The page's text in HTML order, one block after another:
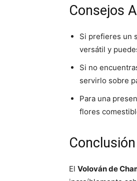
Consejos
Si prefieres un
versátil y
Si no
servirlo sobre
Para una
flores
Conclusión
El Volován de